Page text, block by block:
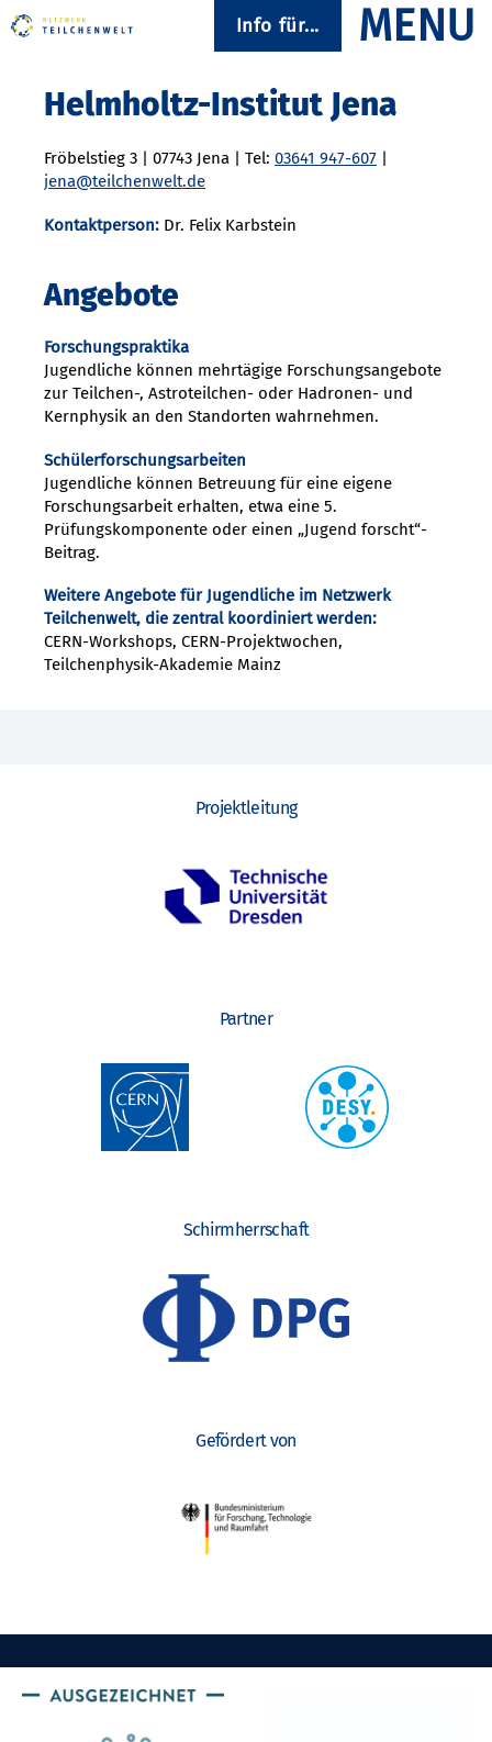
Info für...
Helmholtz-Institut Jena
Fröbelstieg 3 | 07743 Jena | Tel: 03641 947-607 |
jena@teilchenwelt.de
Kontaktperson: Dr. Felix Karbstein
Angebote
Forschungspraktika
Jugendliche können mehrtägige Forschungsangebote
zur Teilchen-, Astroteilchen- oder Hadronen- und
Kernphysik an den Standorten wahrnehmen.
Schülerforschungsarbeiten
Jugendliche können Betreuung für eine eigene
Forschungsarbeit erhalten, etwa eine 5.
Prüfungskomponente oder einen „Jugend forscht“-
Beitrag.
Weitere Angebote für Jugendliche im Netzwerk
Teilchenwelt, die zentral koordiniert werden:
CERN-Workshops, CERN-Projektwochen,
Teilchenphysik-Akademie Mainz
Projektleitung
Partner
Schirmherrschaft
Gefördert von